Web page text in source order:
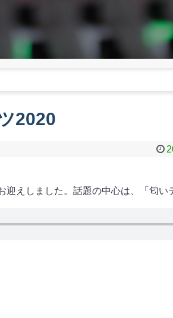
2020
えしました。話題の中心は、「匂い